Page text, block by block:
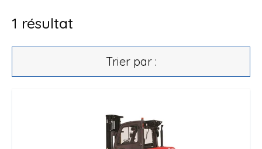
1 résultat
Trier par :